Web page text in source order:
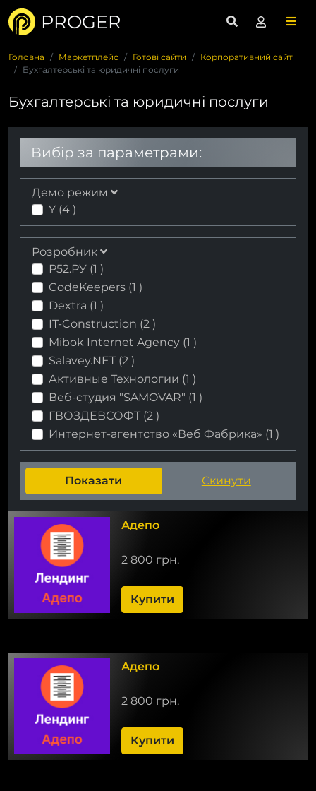
PROGER
Головна Маркетплейс Готові сайти
Корпоративний сайт
Бухгалтерські та юридичні послуги
Бухгалтерські та юридичні послуги
Вибір за параметрами:
Демо режим
Y (4 )
Розробник
Р52.РУ (1 )
CodeKeepers (1 )
Dextra (1 )
IT-Construction (2 )
Mibok Internet Agency (1 )
Salavey.NET (2 )
Активные Технологии (1 )
Веб-cтудия "SAMOVAR" (1 )
ГВОЗДЕВСОФТ (2 )
Интернет-агентство «Веб Фабрика» (1 )
Адепо
2 800 грн.
Купити
Адепо
2 800 грн.
Купити